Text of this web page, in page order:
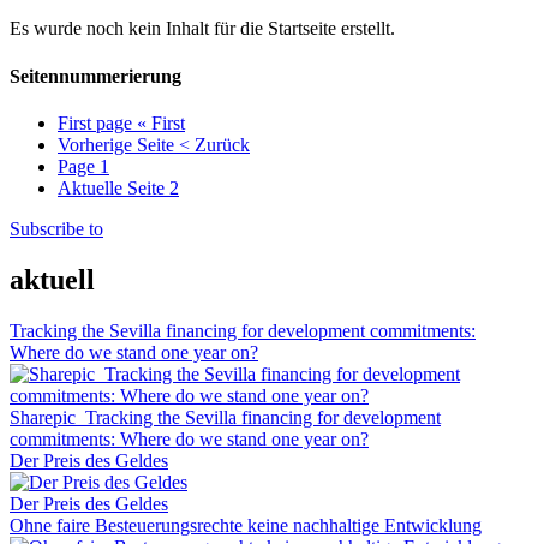
Es wurde noch kein Inhalt für die Startseite erstellt.
Seitennummerierung
First page « First
Vorherige Seite < Zurück
Page 1
Aktuelle Seite 2
Subscribe to
aktuell
Tracking the Sevilla financing for development commitments:
Where do we stand one year on?
Sharepic_Tracking the Sevilla financing for development
commitments: Where do we stand one year on?
Der Preis des Geldes
Der Preis des Geldes
Ohne faire Besteuerungsrechte keine nachhaltige Entwicklung